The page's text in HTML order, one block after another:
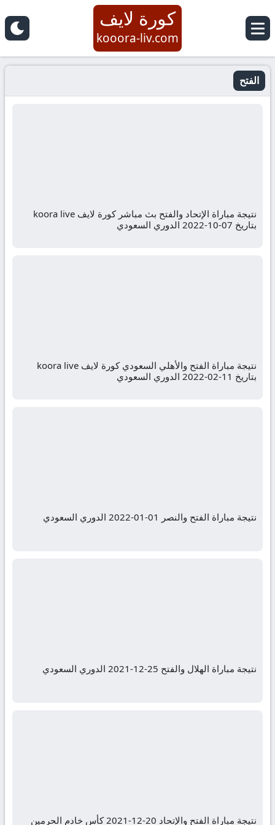
كورة لايف
kooora-liv.com
الفتح
نتيجة مباراة الإتحاد والفتح بث مباشر كورة لايف koora live
بتاريخ 07-10-2022 الدوري السعودي
نتيجة مباراة الفتح والأهلي السعودي كورة لايف koora live
بتاريخ 11-02-2022 الدوري السعودي
نتيجة مباراة الفتح والنصر 01-01-2022 الدوري السعودي
نتيجة مباراة الهلال والفتح 25-12-2021 الدوري السعودي
نتيجة مباراة الفتح والإتحاد 20-12-2021 كأس خادم الحرمين